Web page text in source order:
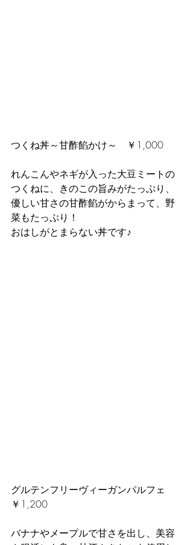
つくね丼～甘酢餡かけ～　￥1,000
れんこんやネギが入った大豆ミートの
つくねに、きのこの旨みがたっぷり、
優しい甘さの甘酢餡がからまって、野
菜もたっぷり！
おはしがとまらない丼です♪
グルテンフリーヴィーガンパルフェ
￥1,200
バナナやメープルで甘さを出し、美容